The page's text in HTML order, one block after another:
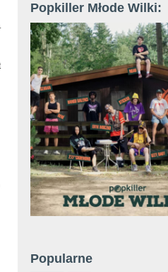
Popkiller Młode Wilki:
Popularne